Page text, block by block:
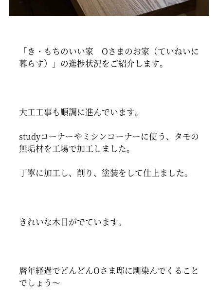
「き・もちのいい家 Oさまのお家（ていねいに
暮らす）」の進捗状況をご紹介します。
大工工事も順調に進んでいます。
studyコーナーやミシンコーナーに使う、タモの
無垢材を工場で加工しました。
丁寧に加工し、削り、塗装をして仕上ました。
きれいな木目がでています。
暦年経過でどんどんOさま邸に馴染んでくること
でしょう～